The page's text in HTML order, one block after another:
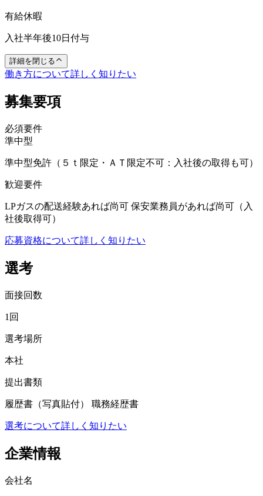
有給休暇
入社半年後10日付与
詳細を閉じる
働き方について詳しく知りたい
募集要項
必須要件
準中型
準中型免許（５ｔ限定・ＡＴ限定不可：入社後の取得も可）
歓迎要件
LPガスの配送経験あれば尚可 保安業務員があれば尚可（入
社後取得可）
応募資格について詳しく知りたい
選考
面接回数
1回
選考場所
本社
提出書類
履歴書（写真貼付） 職務経歴書
選考について詳しく知りたい
企業情報
会社名